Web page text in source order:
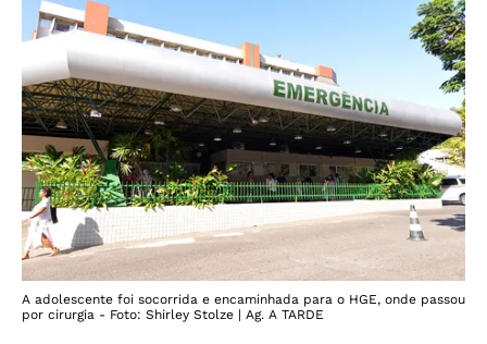
A adolescente foi socorrida e encaminhada para o HGE, onde passou
por cirurgia - Foto: Shirley Stolze | Ag. A TARDE